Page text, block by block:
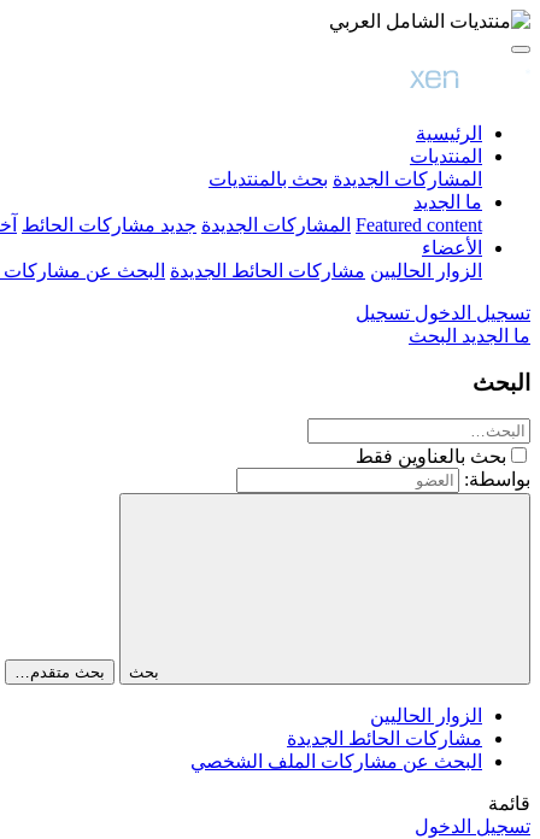
الرئيسية
المنتديات
المشاركات الجديدة بحث بالمنتديات
ما الجديد
Featured content المشاركات الجديدة جديد مشاركات الحائط
الأعضاء
الزوار الحاليين مشاركات الحائط الجديدة البحث عن
تسجيل الدخول تسجيل
ما الجديد البحث
البحث
بحث بالعناوين فقط
بواسطة:
بحث بحث متقدم…
الزوار الحاليين
مشاركات الحائط الجديدة
البحث عن مشاركات الملف الشخصي
قائمة
تسجيل الدخول